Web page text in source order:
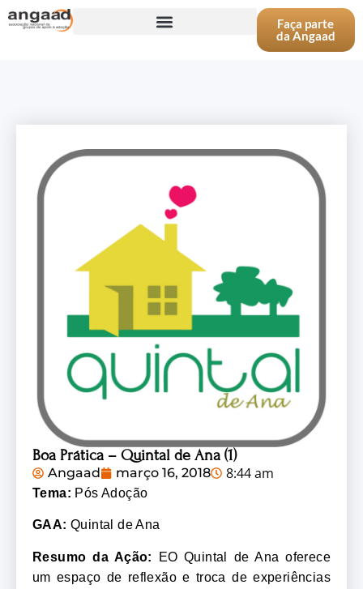
Faça parte
da Angaad
Boa Prática – Quintal de Ana (1)
Angaad março 16, 2018 8:44 am
Tema: Pós Adoção
GAA: Quintal de Ana
Resumo da Ação:
EO Quintal de Ana oferece
um espaço de reflexão e troca de experiências